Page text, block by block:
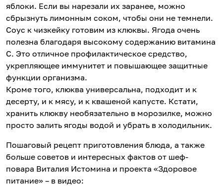
яблоки. Если вы нарезали их заранее, можно
сбрызнуть лимонным соком, чтобы они не темнели.
Соус к чизкейку готовим из клюквы. Ягода очень
полезна благодаря высокому содержанию витамина
С. Это отличное профилактическое средство,
укрепляющее иммунитет и повышающее защитные
функции организма.
Кроме того, клюква универсальна, подходит и к
десерту, и к мясу, и к квашеной капусте. Кстати,
хранить клюкву необязательно в морозилке, можно
просто залить ягоды водой и убрать в холодильник.
Пошаговый рецепт приготовления блюда, а также
больше советов и интересных фактов от шеф-
повара Виталия Истомина и проекта «Здоровое
питание» – в видео: